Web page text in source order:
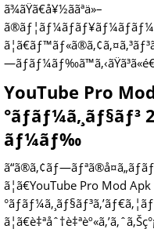
ã¾ãŸã€å¥½ããªä»–
YouTube Pro
ãƒ¼ãƒ‰
ã¦ã€YouTube Pro Mod